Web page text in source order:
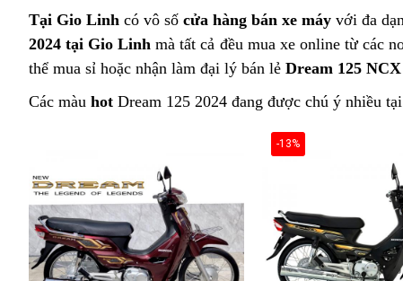
Tại Gio Linh có vô sốcửa hàng bán xe máy với đa
2024 tại Gio Linh mà tất cả đều mua xe online từ các
thể mua sỉ hoặc nhận làm đại lý bán lẻ Dream 125 NCX
Các màu hot Dream 125 2024 đang được chú ý nhiều tại
-13%